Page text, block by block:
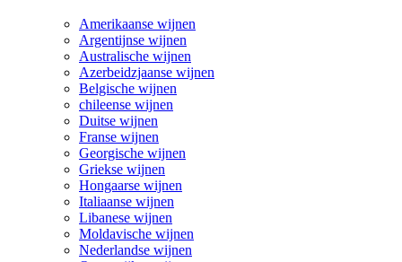
Amerikaanse wijnen
Argentijnse wijnen
Australische wijnen
Azerbeidzjaanse wijnen
Belgische wijnen
chileense wijnen
Duitse wijnen
Franse wijnen
Georgische wijnen
Griekse wijnen
Hongaarse wijnen
Italiaanse wijnen
Libanese wijnen
Moldavische wijnen
Nederlandse wijnen